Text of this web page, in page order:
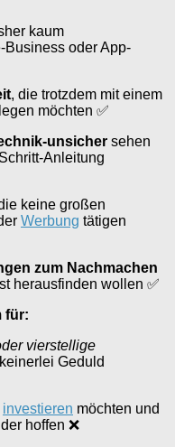
kaum
Business oder App-
, die trotzdem mit einem
möchten ✅
unsicher sehen
Anleitung
keine großen
Werbung tätigen
zum Nachmachen
herausfinden wollen ✅
für:
vierstellige
Geduld
investieren möchten und
hoffen ❌